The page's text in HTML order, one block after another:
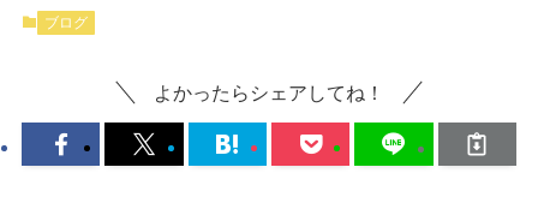
ブログ
よかったらシェアしてね！